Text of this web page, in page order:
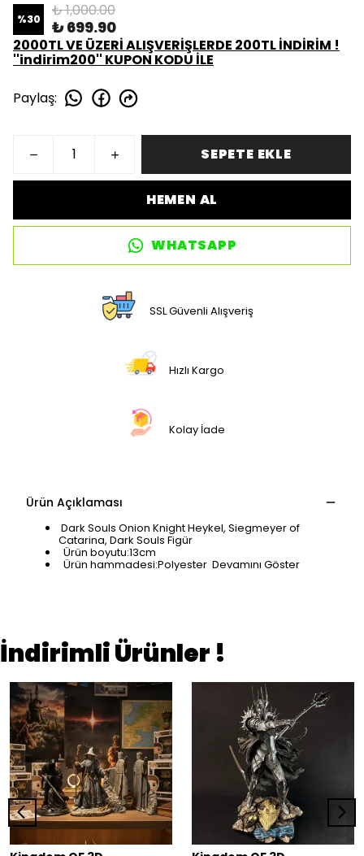
%30 ₺ 1,000.00
₺ 699.90
2000TL VE ÜZERİ ALIŞVERİŞLERDE 200TL İNDİRİM !
''indirim200'' KUPON KODU İLE
Paylaş:
SEPETE EKLE
HEMEN AL
WHATSAPP
SSL Güvenli Alışveriş
Hızlı Kargo
Kolay İade
Ürün Açıklaması
Dark Souls Onion Knight Heykel, Siegmeyer of
Catarina, Dark Souls Figür
Ürün boyutu:13cm
Ürün hammadesi:Polyester Devamını Göster
İndirimli Ürünler !